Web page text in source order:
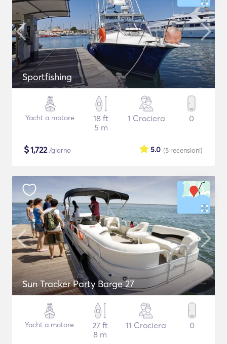
Sportfishing
Yacht a motore
18 ft
5 m
1 Crociera 0
$1,722/giorno (5 recensioni)
5.0
Sun Tracker Party Barge 27
Yacht a motore
27 ft
8 m
11 Crociera 0